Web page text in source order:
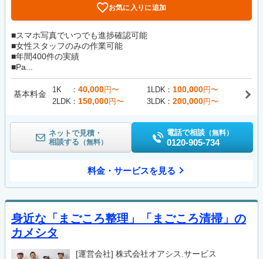
お気に入りに追加
■スマホ写真でいつでも進捗確認可能
■女性スタッフのみの作業可能
■年間400件の実績
■Pa...
基本料金 1K 40,000円〜 1LDK 100,000円〜
2LDK
150,000円〜 3LDK 200,000円〜
ネットで見積・
相談する （無料）
電話で相談 （無料）
0120-905-734
料金・サービスを見る
身近な「まごころ整理」「まごころ清掃」の
カメシタ
[運営会社] 株式会社オアシス.サービス